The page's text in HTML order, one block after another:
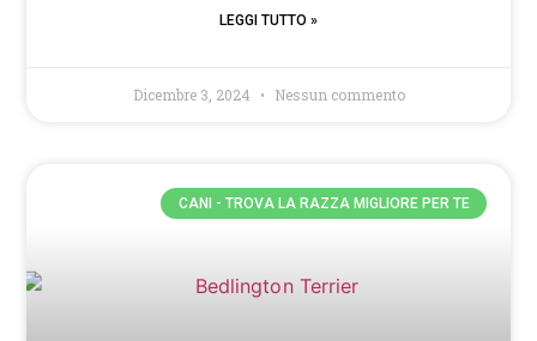
LEGGI TUTTO »
Dicembre 3, 2024 Nessun commento
CANI - TROVA LA RAZZA MIGLIORE PER TE